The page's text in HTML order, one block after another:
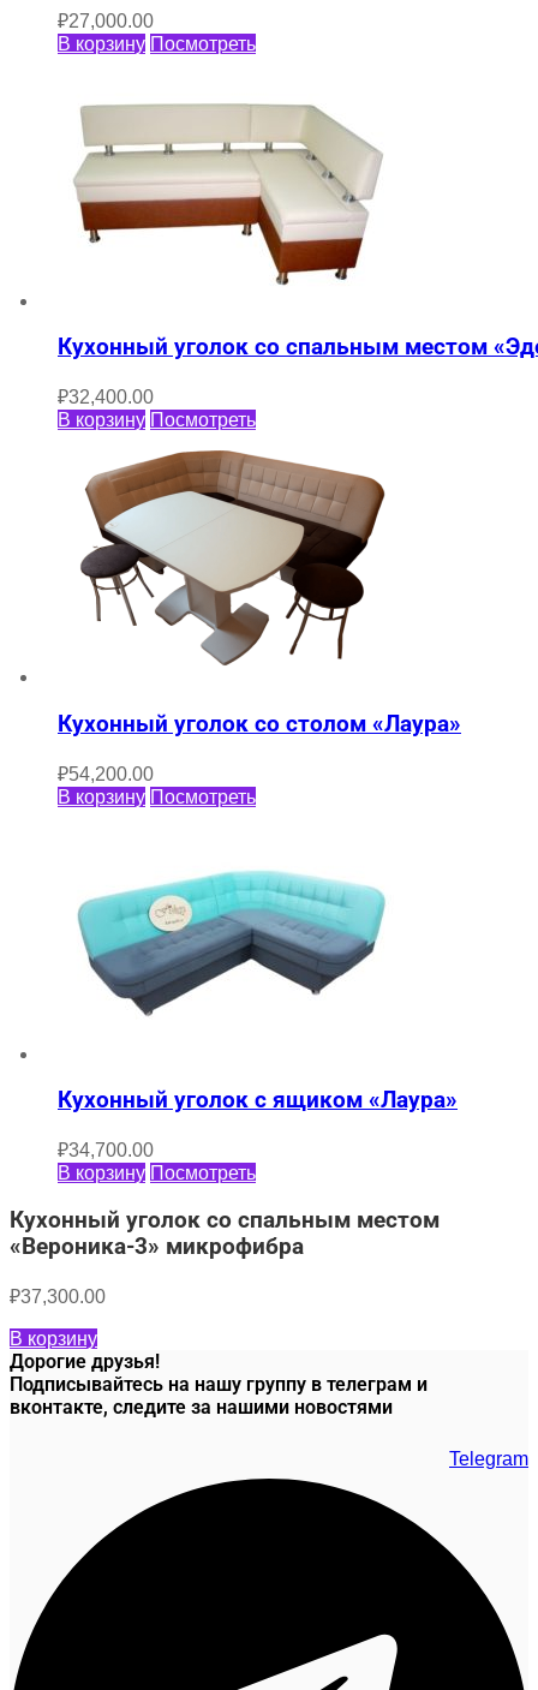
₽27,000.00
В корзину Посмотреть
Кухонный уголок со спальным местом
₽32,400.00
В корзину Посмотреть
Кухонный уголок со столом «Лаура»
₽54,200.00
В корзину Посмотреть
Кухонный уголок с ящиком «Лаура»
₽34,700.00
В корзину Посмотреть
Кухонный уголок со спальным местом
«Вероника-3» микрофибра
₽37,300.00
В корзину
Дорогие друзья!
Подписывайтесь на нашу группу в телеграм и
вконтакте, следите за нашими новостями
Telegram